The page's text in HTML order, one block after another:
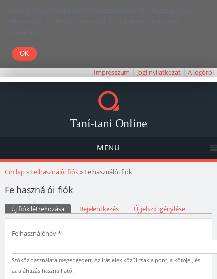
Kedves Olvasó! Weboldalunk böngészésével Ön elfogadja, hogy a
felhasználói élmény javítása céljából cookie-kat használunk.
Köszönjük!
Impresszum Jogi nyilatkozat A logóról
Taní-tani Online
MENU
Jelenlegi hely
Címlap» Felhasználói fiók» Felhasználói fiók
Felhasználói fiók
Elsődleges fülek
Új fiók létrehozása (aktív fül)Bejelentkezés Új jelszó igénylése
Felhasználónév*
Szóköz használata megengedett. Az írásjelek közül csak a pont, a kötőjel, és
az aláhúzás használható.